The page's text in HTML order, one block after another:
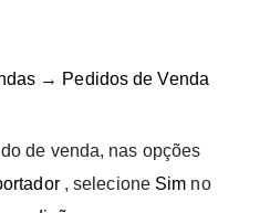
→ Pedidos de Venda
de venda, nas opções
, selecione Sim no